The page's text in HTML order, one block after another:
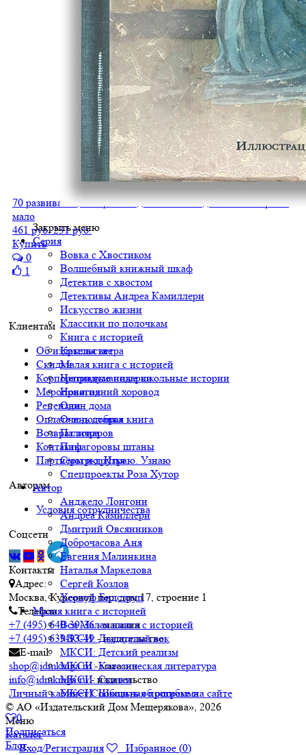
Закрыть меню
Серия
Вовка с Хвостиком
Волшебный книжный шкаф
Детектив с хвостом
Детективы Андреа Камиллери
Искусство жизни
Классики по полочкам
Книга с историей
Крылья ветра
Малая книга с историей
Непридуманные школьные истории
Новогодний хоровод
Один дома
Очень добрая книга
Палитра
Пифагоровы штаны
Смотрю. Играю. Узнаю
Спецпроекты Роза Хутор
Автор
Анджело Лонгони
Андреа Камиллери
Дмитрий Овсянников
Доброчасова Аня
Евгения Малинкина
Наталья Маркелова
Сергей Козлов
Херлуф Бидструп
Малая книга с историей
Вся Малая книга с историей
МКСИ: Двадцатый век
МКСИ: Детский реализм
МКСИ: Классическая литература
МКСИ: Сказки
МКСИ: Школьная программа
0
Подписаться
Блог
70 развивающих карточек для занятий с детьми. Набор №2
мало
461 руб. 231 руб.
Купить
0
1
Клиентам
Об издательстве
Скидки
Корпоративные подарки
Мероприятия
Рецензии
Оплата и доставка
Возврат товаров
Контакты
Партнёры и друзья
Авторам
Условия сотрудничества
Соцсети
Контакты
Адрес:
Москва, Курсовой пер, дом 17, строение 1
Телефон:
+7 (495) 640-39-36- магазин
+7 (495) 639-93-49- издательство
E-mail:
shop@idmkniga.ru- магазин
info@idmkniga.ru- издательство
Личный кабинет Сообщить об ошибке на сайте
© АО «Издательский Дом Мещерякова», 2026
Меню
Каталог
Вход/Регистрация
Избранное (0)